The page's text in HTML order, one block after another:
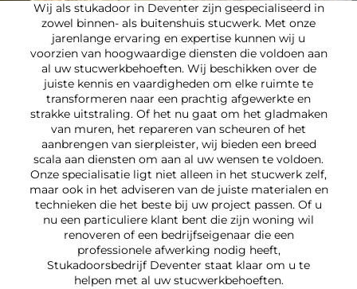
Wij als stukadoor in Deventer zijn gespecialiseerd in
zowel binnen- als buitenshuis stucwerk. Met onze
jarenlange ervaring en expertise kunnen wij u
voorzien van hoogwaardige diensten die voldoen aan
al uw stucwerkbehoeften. Wij beschikken over de
juiste kennis en vaardigheden om elke ruimte te
transformeren naar een prachtig afgewerkte en
strakke uitstraling. Of het nu gaat om het gladmaken
van muren, het repareren van scheuren of het
aanbrengen van sierpleister, wij bieden een breed
scala aan diensten om aan al uw wensen te voldoen.
Onze specialisatie ligt niet alleen in het stucwerk zelf,
maar ook in het adviseren van de juiste materialen en
technieken die het beste bij uw project passen. Of u
nu een particuliere klant bent die zijn woning wil
renoveren of een bedrijfseigenaar die een
professionele afwerking nodig heeft,
Stukadoorsbedrijf Deventer staat klaar om u te
helpen met al uw stucwerkbehoeften.